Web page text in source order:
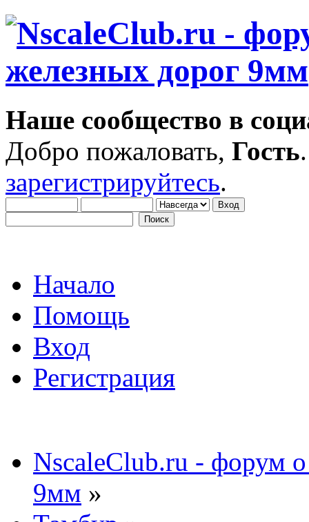
Наше сообщество в
Добро пожаловать, Гость
зарегистрируйтесь.
Начало
Помощь
Вход
Регистрация
NscaleClub.ru - форум
9мм »